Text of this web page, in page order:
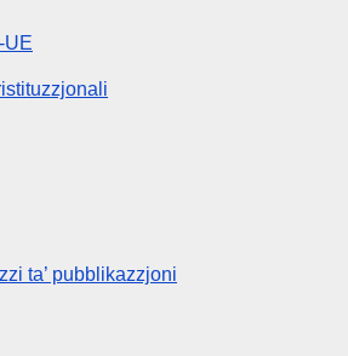
UE
ta’ pubblikazzjoni